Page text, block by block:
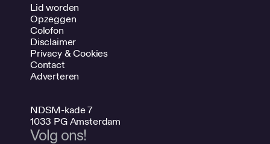
Lid worden
Opzeggen
Colofon
Disclaimer
Privacy & Cookies
Contact
Adverteren
NDSM-kade 7
1033 PG Amsterdam
Volg ons!